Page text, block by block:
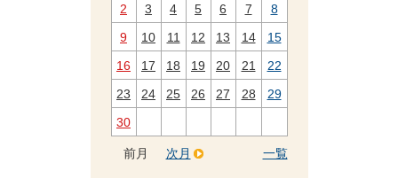
2
3 4 5 6 7
8
9
10 11 12 13 14
15
16
17 18 19 20 21
22
23
24 25 26 27 28
29
30
前月 一覧
次月